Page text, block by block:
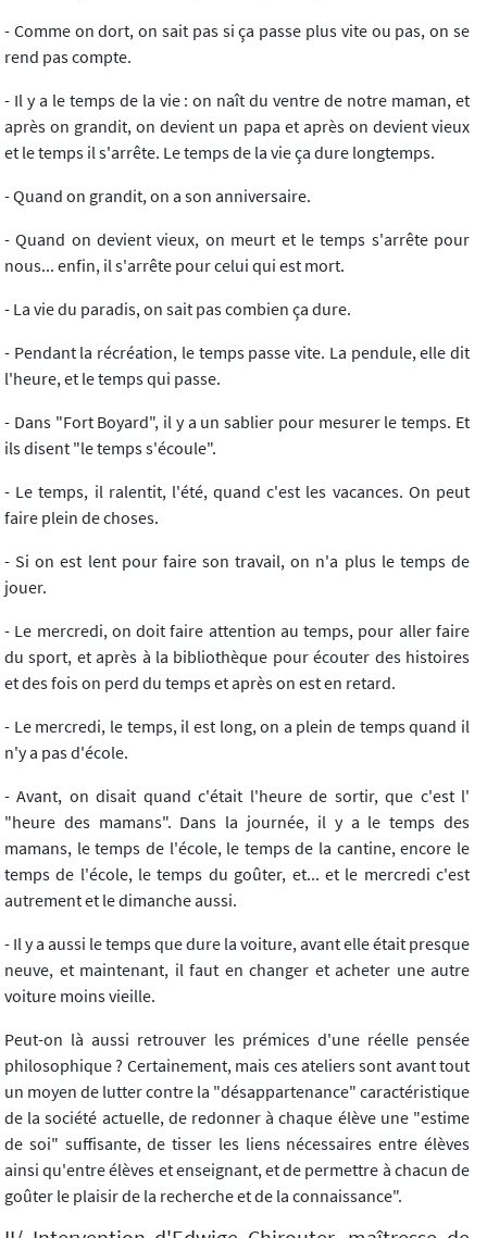
- Comme on dort, on sait pas si ça passe plus vite ou pas, on se
rend pas compte.
- Il y a le temps de la vie : on naît du ventre de notre maman, et
après on grandit, on devient un papa et après on devient vieux
et le temps il s'arrête. Le temps de la vie ça dure longtemps.
- Quand on grandit, on a son anniversaire.
- Quand on devient vieux, on meurt et le temps s'arrête pour
nous... enfin, il s'arrête pour celui qui est mort.
- La vie du paradis, on sait pas combien ça dure.
- Pendant la récréation, le temps passe vite. La pendule, elle dit
l'heure, et le temps qui passe.
- Dans "Fort Boyard", il y a un sablier pour mesurer le temps. Et
ils disent "le temps s'écoule".
- Le temps, il ralentit, l'été, quand c'est les vacances. On peut
faire plein de choses.
- Si on est lent pour faire son travail, on n'a plus le temps de
jouer.
- Le mercredi, on doit faire attention au temps, pour aller faire
du sport, et après à la bibliothèque pour écouter des histoires
et des fois on perd du temps et après on est en retard.
- Le mercredi, le temps, il est long, on a plein de temps quand il
n'y a pas d'école.
- Avant, on disait quand c'était l'heure de sortir, que c'est l'
"heure des mamans". Dans la journée, il y a le temps des
mamans, le temps de l'école, le temps de la cantine, encore le
temps de l'école, le temps du goûter, et... et le mercredi c'est
autrement et le dimanche aussi.
- Il y a aussi le temps que dure la voiture, avant elle était presque
neuve, et maintenant, il faut en changer et acheter une autre
voiture moins vieille.
Peut-on là aussi retrouver les prémices d'une réelle pensée
philosophique ? Certainement, mais ces ateliers sont avant tout
un moyen de lutter contre la "désappartenance" caractéristique
de la société actuelle, de redonner à chaque élève une "estime
de soi" suffisante, de tisser les liens nécessaires entre élèves
ainsi qu'entre élèves et enseignant, et de permettre à chacun de
goûter le plaisir de la recherche et de la connaissance".